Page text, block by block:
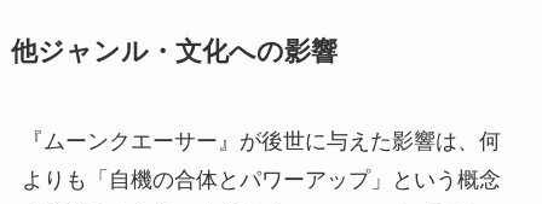
他ジャンル・文化への影響
『ムーンクエーサー』が後世に与えた影響は、何
よりも「自機の合体とパワーアップ」という概念